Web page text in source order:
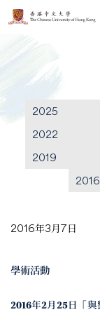
2025
2022
2019
2016
2016年3月7日
學術活動
2016年2月25日「